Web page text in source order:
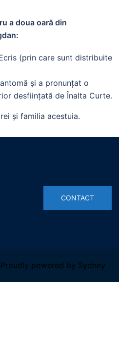
a doua oară din
(prin care sunt distribuite
și a pronunțat o
desființată de Înalta Curte.
și familia acestuia.
powered by Sydney